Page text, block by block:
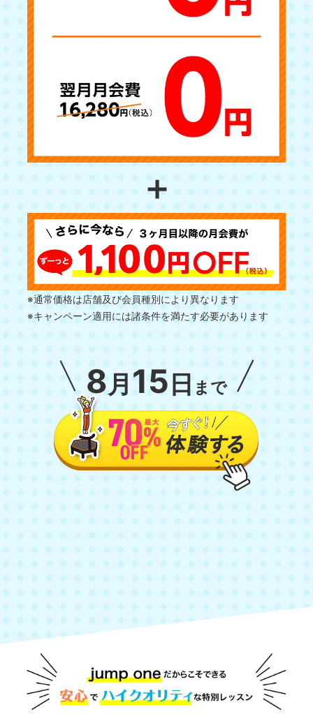
＋
※通常価格は店舗及び会員種別により異なります
※キャンペーン適用には諸条件を満たす必要があります
8月 15 日 まで